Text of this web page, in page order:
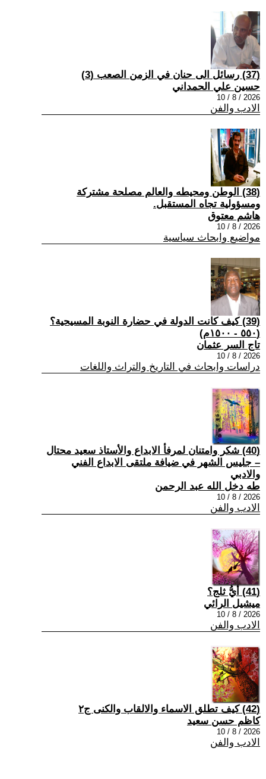
(37) رسائل الى حنان في الزمن الصعب (3)
حسين علي الحمداني
2026 / 8 / 10
الادب والفن
(38) الوطن ومحيطه والعالم مصلحة مشتركة
ومسؤولية تجاه المستقبل.
هاشم معتوق
2026 / 8 / 10
مواضيع وابحاث سياسية
(39) كيف كانت الدولة في حضارة النوبة المسيحية؟
(٥٥٠ - ١٥٠٠م)
تاج السر عثمان
2026 / 8 / 10
دراسات وابحاث في التاريخ والتراث واللغات
(40) شكر وامتنان لمرفأ الابداع والأستاذ سعيد محتال
– جليس الشهر في ضيافة ملتقى الابداع الفني
والادبي
طه دخل الله عبد الرحمن
2026 / 8 / 10
الادب والفن
(41) أيُّ ثلج؟
ميشيل الرائي
2026 / 8 / 10
الادب والفن
(42) كيف تطلق الاسماء والالقاب والكنى ج٢
كاظم حسن سعيد
2026 / 8 / 10
الادب والفن